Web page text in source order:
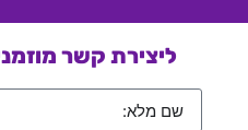
ליצירת קשר